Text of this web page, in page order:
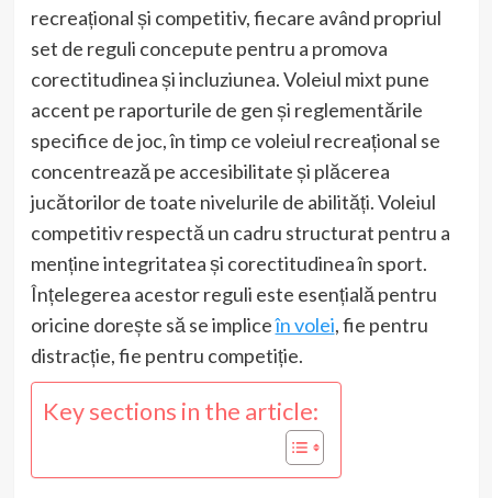
recreațional și competitiv, fiecare având propriul
set de reguli concepute pentru a promova
corectitudinea și incluziunea. Voleiul mixt pune
accent pe raporturile de gen și reglementările
specifice de joc, în timp ce voleiul recreațional se
concentrează pe accesibilitate și plăcerea
jucătorilor de toate nivelurile de abilități. Voleiul
competitiv respectă un cadru structurat pentru a
menține integritatea și corectitudinea în sport.
Înțelegerea acestor reguli este esențială pentru
oricine dorește să se impliceîn volei, fie pentru
distracție, fie pentru competiție.
Key sections in the article: